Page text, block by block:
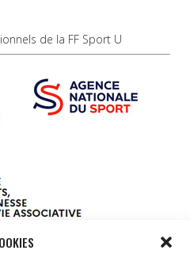
de la FF Sport U